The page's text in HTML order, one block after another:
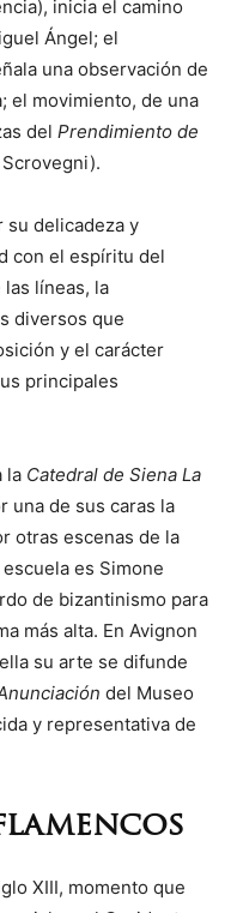
inicia el camino
Ángel; el
una observación de
el movimiento, de una
del Prendimiento de
su delicadeza y
con el espíritu del
líneas, la
diversos que
y el carácter
principales
la Catedral de Siena La
una de sus caras la
otras escenas de la
es Simone
de bizantinismo para
más alta. En Avignon
su arte se difunde
del Museo
y representativa de
XIII, momento que